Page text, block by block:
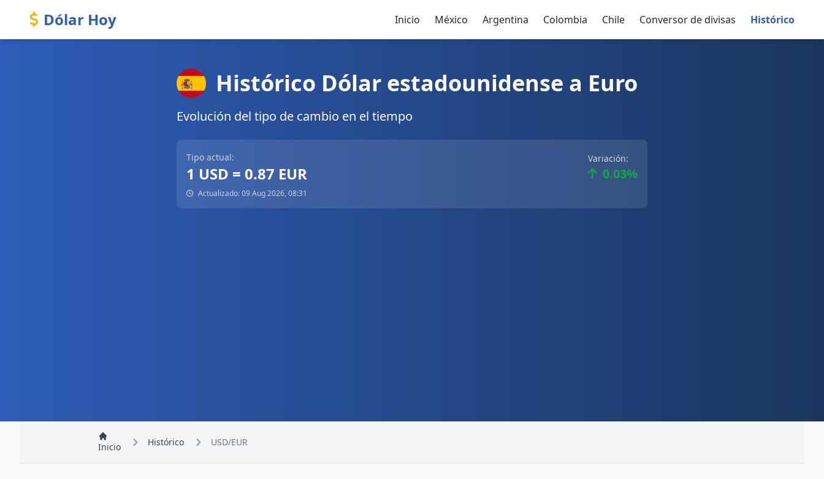
Dólar Hoy Inicio México Argentina Colombia Chile Conversor de divisas Histórico
Histórico Dólar estadounidense a Euro
Evolución del tipo de cambio en el tiempo
Tipo actual:
1 USD = 0.87 EUR
Variación:
0.03%
Actualizado: 09 Aug 2026, 08:31
Inicio Histórico USD/EUR